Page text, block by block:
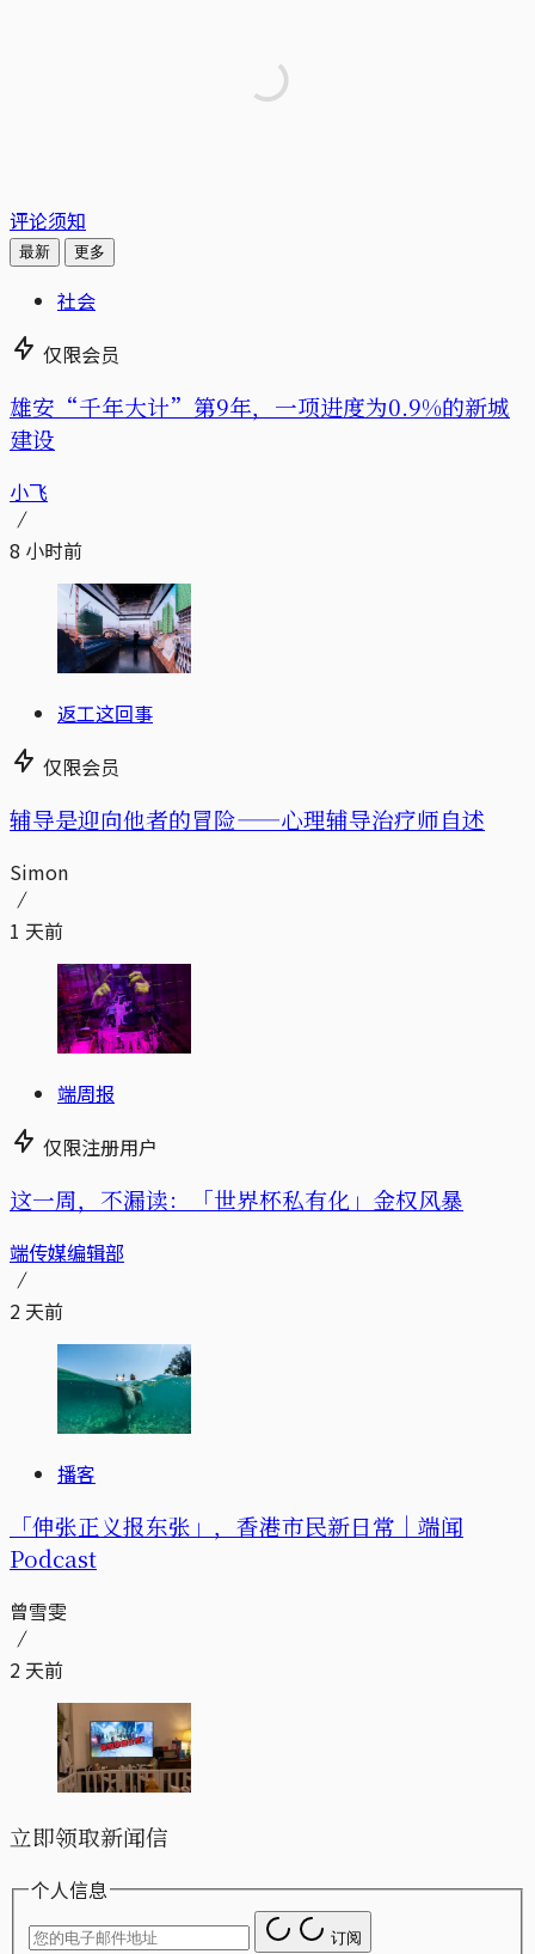
评论须知
最新 更多
社会
仅限会员
雄安“千年大计”第9年，一项进度为0.9%的新城
建设
小飞
8 小时前
返工这回事
仅限会员
辅导是迎向他者的冒险——心理辅导治疗师自述
Simon
1 天前
端周报
仅限注册用户
这一周，不漏读：「世界杯私有化」金权风暴
端传媒编辑部
2 天前
播客
「伸张正义报东张」，香港市民新日常｜端闻
Podcast
曾雪雯
2 天前
立即领取新闻信
个人信息
订阅